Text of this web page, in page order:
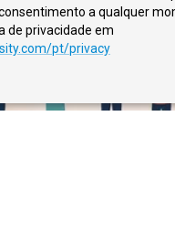
a qualquer
de privacidade em
pt/privacy